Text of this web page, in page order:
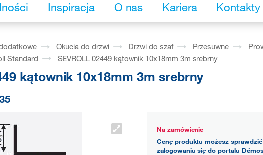
Inspiracja O nas Kariera Kontakty
Okucia do drzwi Drzwi do szaf Przesuwne
Standard SEVROLL 02449 kątownik 10x18mm 3m srebrny
kątownik 10x18mm 3m srebrny
Na zamówienie
Cenę produktu możesz
zalogowaniu się do portalu